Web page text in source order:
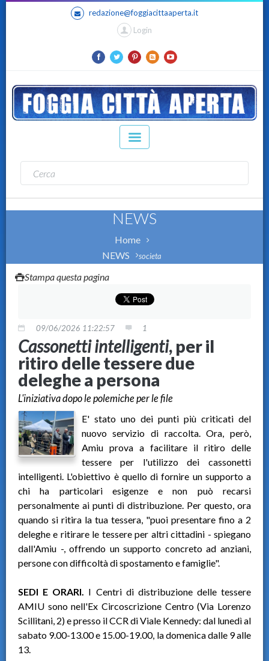
redazione@foggiacittaaperta.it
Login
NEWS
Home
NEWS
societa
Stampa questa pagina
09/06/2026 11:22:57 1
Cassonetti intelligenti, per il
ritiro delle tessere due
deleghe a persona
L'iniziativa dopo le polemiche per le file
E' stato uno dei punti più criticati del
nuovo servizio di raccolta. Ora, però,
Amiu prova a facilitare il ritiro delle
tessere per l'utilizzo dei cassonetti
intelligenti. L'obiettivo è quello di fornire un supporto a
chi ha particolari esigenze e non può recarsi
personalmente ai punti di distribuzione. Per questo, ora
quando si ritira la tua tessera, "puoi presentare fino a 2
deleghe e ritirare le tessere per altri cittadini - spiegano
dall'Amiu -, offrendo un supporto concreto ad anziani,
persone con difficoltà di spostamento e famiglie".
SEDI E ORARI. I Centri di distribuzione delle tessere
AMIU sono nell'Ex Circoscrizione Centro (Via Lorenzo
Scillitani, 2) e presso il CCR di Viale Kennedy: dal lunedì al
sabato 9.00-13.00 e 15.00-19.00, la domenica dalle 9 alle
13.